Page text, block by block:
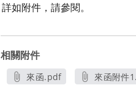
詳如附件，請參閱。
相關附件
來函.pdf
來函附件